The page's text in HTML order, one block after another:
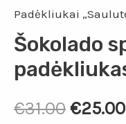
Padėkliukai
Šokolado
€31.00 €25.00